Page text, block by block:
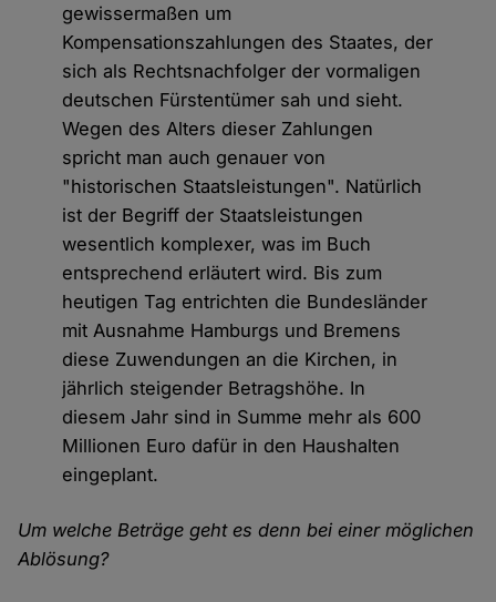
gewissermaßen um
Kompensationszahlungen des Staates, der
sich als Rechtsnachfolger der vormaligen
deutschen Fürstentümer sah und sieht.
Wegen des Alters dieser Zahlungen
spricht man auch genauer von
"historischen Staatsleistungen". Natürlich
ist der Begriff der Staatsleistungen
wesentlich komplexer, was im Buch
entsprechend erläutert wird. Bis zum
heutigen Tag entrichten die Bundesländer
mit Ausnahme Hamburgs und Bremens
diese Zuwendungen an die Kirchen, in
jährlich steigender Betragshöhe. In
diesem Jahr sind in Summe mehr als 600
Millionen Euro dafür in den Haushalten
eingeplant.
Um welche Beträge geht es denn bei einer möglichen
Ablösung?